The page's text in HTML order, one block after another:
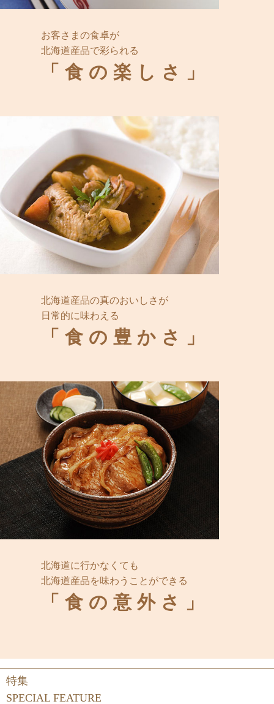
お客さまの食卓が
北海道産品で彩られる
「食の楽しさ」
北海道産品の真のおいしさが
日常的に味わえる
「食の豊かさ」
北海道に行かなくても
北海道産品を味わうことができる
「食の意外さ」
SPECIAL FEATURE
特集